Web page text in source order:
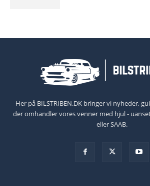
Her på BILSTRIBEN.DK bringer vi nyheder,
der omhandler vores venner med hjul -
eller SAAB.